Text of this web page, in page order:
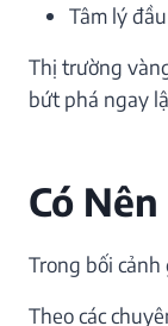
Tâm lý
Thị trường
bứt phá ngay
Có
Trong bối
Theo các